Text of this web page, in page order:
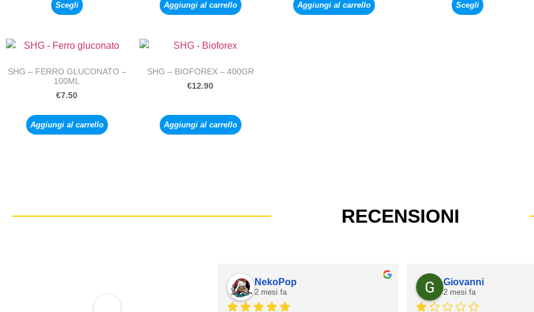
Scegli Aggiungi al carrello Aggiungi al carrello Scegli
SHG – FERRO GLUCONATO –
100ML
€7.50
Aggiungi al carrello
SHG – BIOFOREX – 400GR
€12.90
Aggiungi al carrello
RECENSIONI
NekoPop
2 mesi fa
Giovanni
2 mesi fa